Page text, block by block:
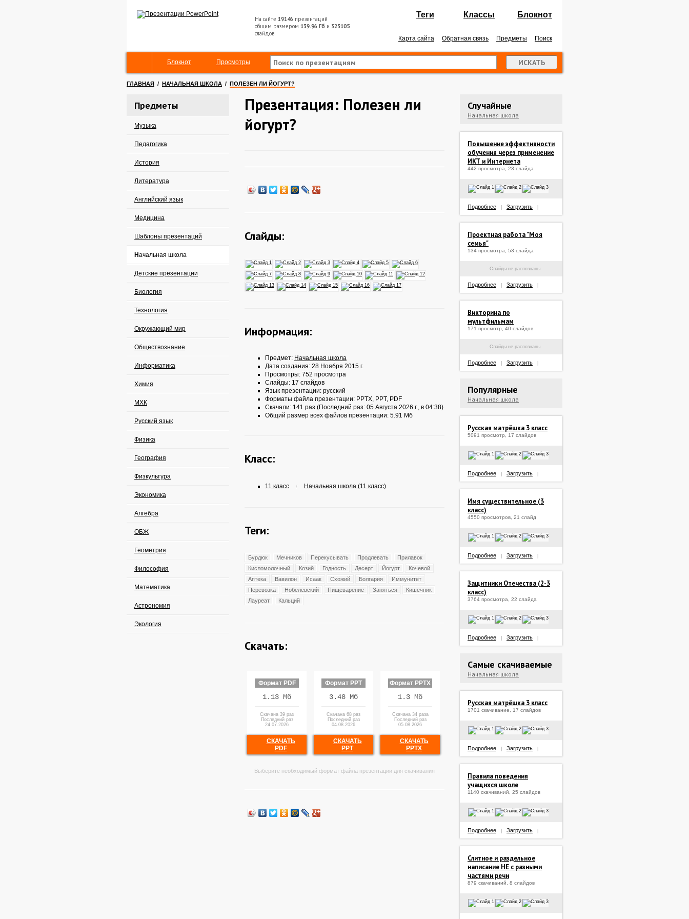
На сайте 19146 презентаций
общим размером 139.96 Гб и 323105
слайдов
Теги Классы Блокнот
Карта сайта Обратная связь Предметы Поиск
Блокнот Просмотры
ГЛАВНАЯ / НАЧАЛЬНАЯ ШКОЛА / ПОЛЕЗЕН ЛИ ЙОГУРТ?
Предметы
Музыка
Педагогика
История
Литература
Английский язык
Медицина
Шаблоны презентаций
Начальная школа
Детские презентации
Биология
Технология
Окружающий мир
Обществознание
Информатика
Химия
МХК
Русский язык
Физика
География
Физкультура
Экономика
Алгебра
ОБЖ
Геометрия
Философия
Математика
Астрономия
Экология
Презентация: Полезен ли
йогурт?
Слайды:
Информация:
Предмет: Начальная школа
Дата создания: 28 Ноября 2015 г.
Просмотры: 752 просмотра
Слайды: 17 слайдов
Язык презентации: русский
Форматы файла презентации: PPTX, PPT, PDF
Скачали: 141 раз (Последний раз: 05 Августа 2026 г., в 04:38)
Общий размер всех файлов презентации: 5.91 Мб
Класс:
11 класс / Начальная школа (11 класс)
Теги:
Бурдюк Мечников Перекусывать Продлевать
Прилавок
Кисломолочный
Козий Годность Десерт Йогурт
Кочевой
Аптека
Вавилон Исаак Схожий Болгария
Иммунитет
Перевозка
Нобелевский Пищеварение Заняться
Кишечник
Лауреат
Кальций
Скачать:
Формат PDF
1.13 Мб
Скачана 39 раз
Последний раз
24.07.2026
СКАЧАТЬ
PDF
Формат PPT
3.48 Мб
Скачана 68 раз
Последний раз
04.08.2026
СКАЧАТЬ
PPT
Формат PPTX
1.3 Мб
Скачана 34 раза
Последний раз
05.08.2026
СКАЧАТЬ
PPTX
Выберите необходимый формат файла презентации для скачивания
Случайные
Начальная школа
Повышение эффективности
обучения через применение
ИКТ и Интернета
442 просмотра, 23 слайда
Подробнее Загрузить
Проектная работа "Моя
семья"
134 просмотра, 53 слайда
Слайды не распознаны
Подробнее Загрузить
Викторина по
мультфильмам
171 просмотр, 40 слайдов
Слайды не распознаны
Подробнее Загрузить
Популярные
Начальная школа
Русская матрёшка 3 класс
5091 просмотр, 17 слайдов
Подробнее Загрузить
Имя существительное (3
класс)
4550 просмотров, 21 слайд
Подробнее Загрузить
Защитники Отечества (2-3
класс)
3764 просмотра, 22 слайда
Подробнее Загрузить
Самые скачиваемые
Начальная школа
Русская матрёшка 3 класс
1701 скачивание, 17 слайдов
Подробнее Загрузить
Правила поведения
учащихся школе
1140 скачиваний, 25 слайдов
Подробнее Загрузить
Слитное и раздельное
написание НЕ с разными
частями речи
879 скачиваний, 8 слайдов